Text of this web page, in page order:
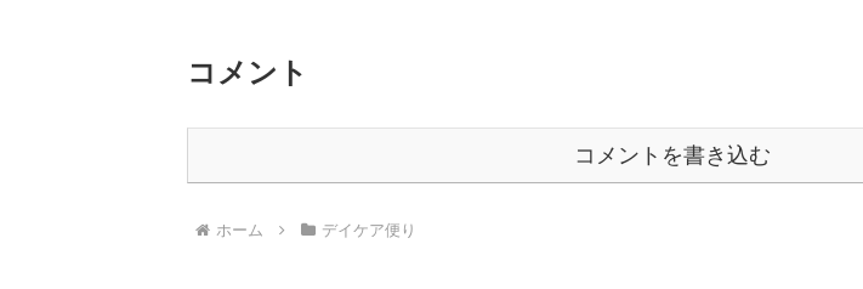
コメント
コメントを書き込む
ホーム デイケア便り